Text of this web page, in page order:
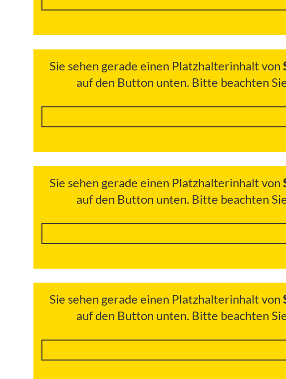
Sie sehen gerade einen Platzhalterinhalt von
auf den Button unten. Bitte beachten
Sie sehen gerade einen Platzhalterinhalt von
auf den Button unten. Bitte beachten
Sie sehen gerade einen Platzhalterinhalt von
auf den Button unten. Bitte beachten